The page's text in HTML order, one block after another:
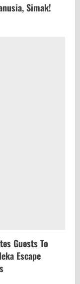
Simak!
Guests To
Escape